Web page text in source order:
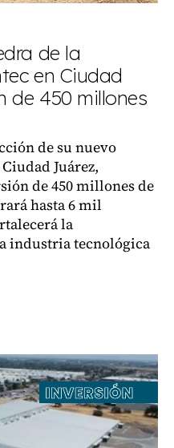
de la
en Ciudad
de 450 millones
de su nuevo
Juárez,
de 450 millones de
hasta 6 mil
la
industria tecnológica